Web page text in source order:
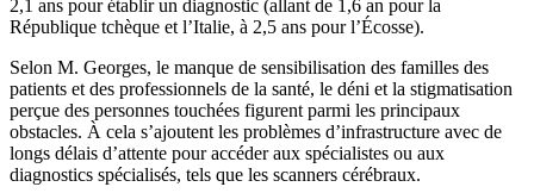
2,1 ans pour établir un diagnostic (allant de 1,6 an pour la
République tchèque et l’Italie, à 2,5 ans pour l’Écosse).
Selon M. Georges, le manque de sensibilisation des familles des
patients et des professionnels de la santé, le déni et la stigmatisation
perçue des personnes touchées figurent parmi les principaux
obstacles. À cela s’ajoutent les problèmes d’infrastructure avec de
longs délais d’attente pour accéder aux spécialistes ou aux
diagnostics spécialisés, tels que les scanners cérébraux.